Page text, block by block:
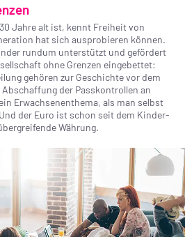
Jahre alt ist, kennt Freiheit von
hat sich ausprobieren können.
rundum unterstützt und gefördert
ohne Grenzen eingebettet:
gehören zur Geschichte vor dem
der Passkontrollen an
Erwachsenenthema, als man selbst
der Euro ist schon seit dem Kinder-
Währung.